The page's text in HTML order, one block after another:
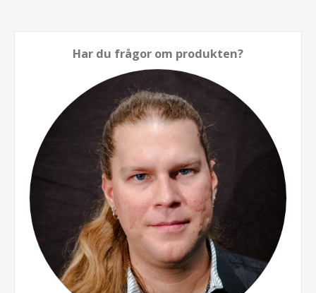
Har du frågor om produkten?